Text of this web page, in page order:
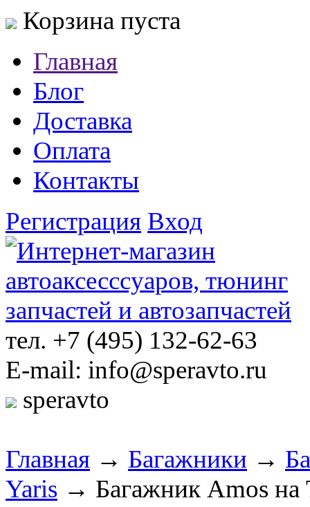
Корзина пуста
Главная
Блог
Доставка
Оплата
Контакты
Регистрация Вход
тел. +7 (495) 132-62-63
E-mail: info@speravto.ru
speravto
Главная → Багажники →
Yaris → Багажник Amos на